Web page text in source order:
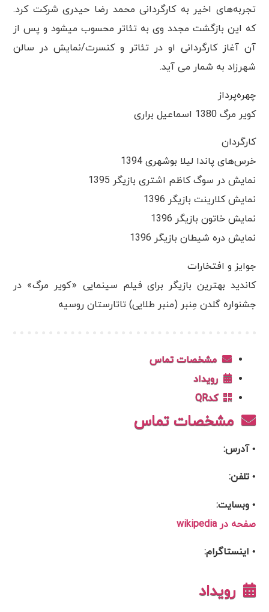
تجربه‌های اخیر به کارگردانی محمد رضا حیدری شرکت کرد.
که این بازگشت مجدد وی به تئاتر محسوب میشود و پس از
آن آغاز کارگردانی او در تئاتر و کنسرت/نمایش در سالن
شهرزاد به شمار می آید.
چهره‌پرداز
کویر مرگ 1380 اسماعیل براری
کارگردان
خرس‌های پاندا لیلا بوشهری 1394
نمایش در سوگ کاظم اشتری بازیگر 1395
نمایش کلارینت بازیگر 1396
نمایش خاتون بازیگر 1396
نمایش دره شیطان بازیگر 1396
جوایز و افتخارات
کاندید بهترین بازیگر برای فیلم سینمایی «کویر مرگ» در
جشنواره گلدن مِنبر (منبر طلایی) تاتارستان روسیه
مشخصات تماس
رویداد
کدQR
مشخصات تماس
• آدرس:
• تلفن:
• وبسایت:
صفحه در wikipedia
• اینستاگرام:
رویداد